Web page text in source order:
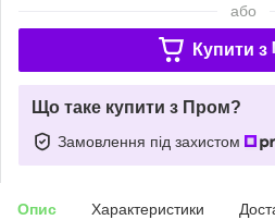
або
Купити з
Що таке купити з Пром?
Замовлення під захистом
Опис Характеристики